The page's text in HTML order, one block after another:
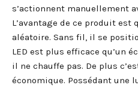
s’actionnent manuellement
L’avantage de ce produit
aléatoire. Sans fil, il se
LED est plus efficace qu’un
il ne chauffe pas. De plus
économique. Possédant une